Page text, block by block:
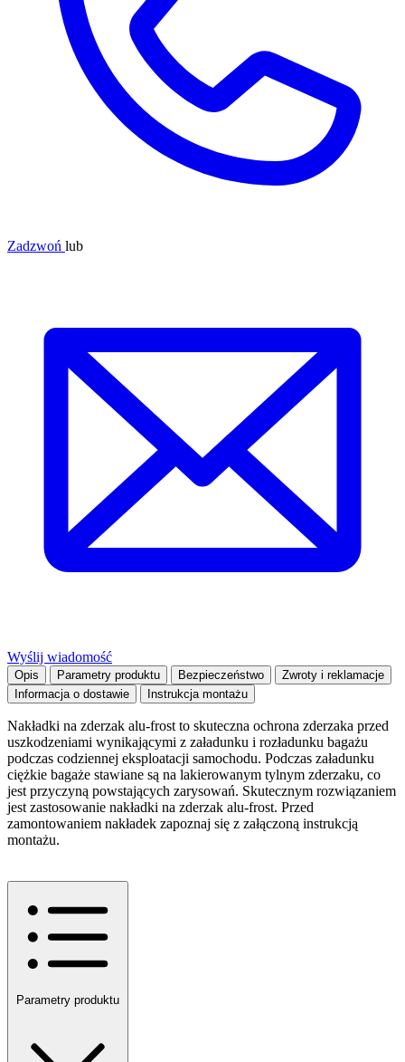
Zadzwoń lub
Wyślij wiadomość
Opis Parametry produktu Bezpieczeństwo
Zwroty i reklamacje
Informacja o dostawie
Instrukcja montażu
Nakładki na zderzak alu-frost to skuteczna ochrona zderzaka przed
uszkodzeniami wynikającymi z załadunku i rozładunku bagażu
podczas codziennej eksploatacji samochodu. Podczas załadunku
ciężkie bagaże stawiane są na lakierowanym tylnym zderzaku, co
jest przyczyną powstających zarysowań. Skutecznym rozwiązaniem
jest zastosowanie nakładki na zderzak alu-frost. Przed
zamontowaniem nakładek zapoznaj się z załączoną instrukcją
montażu.
Parametry produktu